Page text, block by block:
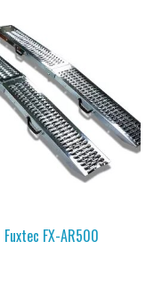
Fuxtec FX-AR500